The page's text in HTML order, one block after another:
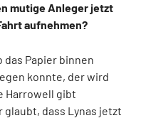
mutige Anleger jetzt
aufnehmen?
das Papier binnen
konnte, der wird
Harrowell gibt
dass Lynas jetzt